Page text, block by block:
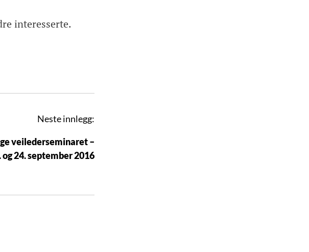
interesserte.
Neste innlegg:
veilederseminaret –
og 24. september 2016